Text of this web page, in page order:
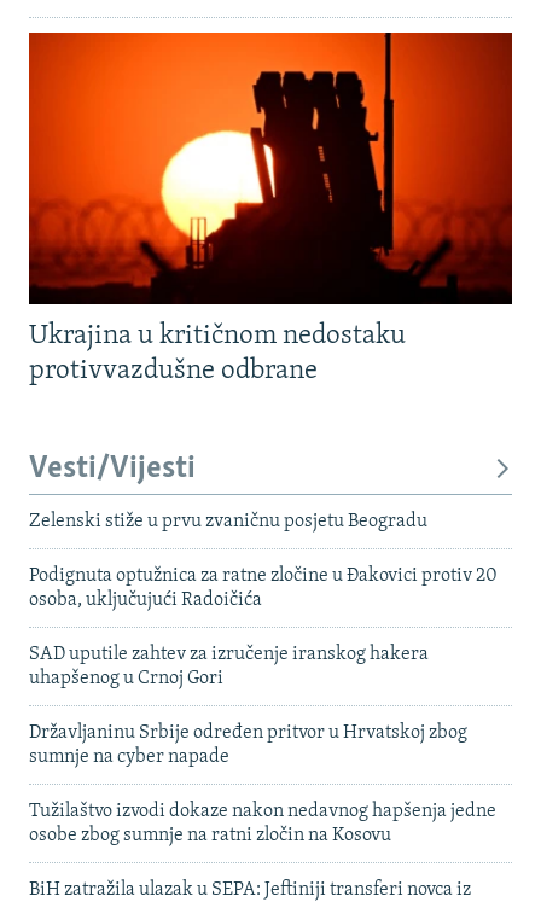
Ukrajina u kritičnom nedostaku
protivvazdušne odbrane
Vesti/Vijesti
Zelenski stiže u prvu zvaničnu posjetu Beogradu
Podignuta optužnica za ratne zločine u Đakovici protiv 20
osoba, uključujući Radoičića
SAD uputile zahtev za izručenje iranskog hakera
uhapšenog u Crnoj Gori
Državljaninu Srbije određen pritvor u Hrvatskoj zbog
sumnje na cyber napade
Tužilaštvo izvodi dokaze nakon nedavnog hapšenja jedne
osobe zbog sumnje na ratni zločin na Kosovu
BiH zatražila ulazak u SEPA: Jeftiniji transferi novca iz